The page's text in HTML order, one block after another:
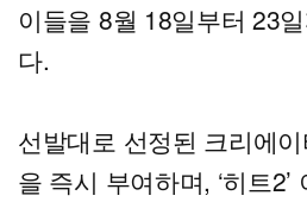
이들을 8월 18일부터 23
다.
선발대로 선정된 크리에
을 즉시 부여하며, ‘히트